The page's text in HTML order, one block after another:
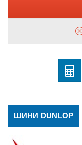
ШИНИ DUNLOP